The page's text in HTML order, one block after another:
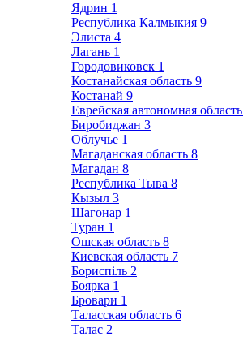
Ядрин 1
Республика Калмыкия 9
Элиста 4
Лагань 1
Городовиковск 1
Костанайская область 9
Костанай 9
Еврейская автономная область
Биробиджан 3
Облучье 1
Магаданская область 8
Магадан 8
Республика Тыва 8
Кызыл 3
Шагонар 1
Туран 1
Ошская область 8
Киевская область 7
Бориспіль 2
Боярка 1
Бровари 1
Таласская область 6
Талас 2